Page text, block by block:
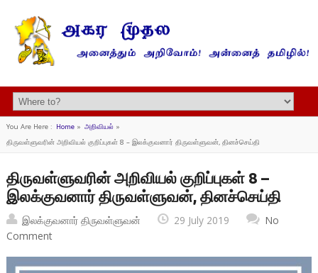
You Are Here : Home» அறிவியல்»
திருவள்ளுவரின் அறிவியல் குறிப்புகள் 8 – இலக்குவனார் திருவள்ளுவன், தினச்செய்தி
திருவள்ளுவரின் அறிவியல் குறிப்புகள் 8 –
இலக்குவனார் திருவள்ளுவன், தினச்செய்தி
இலக்குவனார் திருவள்ளுவன் 29 July 2019
No
Comment